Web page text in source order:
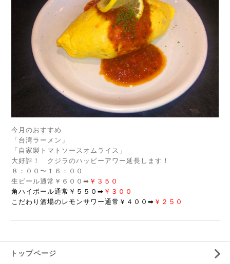
今月のおすすめ
「台湾ラーメン」
「自家製トマトソースオムライス」
大好評！ クジラのハッピーアワー延長します！
８：００〜１６：００
生ビール通常￥６００➡︎ ￥３５０
角ハイボール通常￥５５０➡︎ ￥３００
こだわり酒場のレモンサワー通常￥４００➡︎ ￥２５０
トップページ